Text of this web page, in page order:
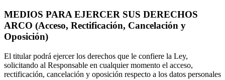
MEDIOS PARA EJERCER SUS DERECHOS
ARCO (Acceso, Rectificación, Cancelación y
Oposición)
El titular podrá ejercer los derechos que le confiere la Ley,
solicitando al Responsable en cualquier momento el acceso,
rectificación, cancelación y oposición respecto a los datos personales